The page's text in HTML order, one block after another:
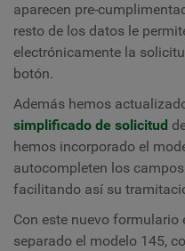
aparecen pre-
resto de los datos le
electrónicamente la
botón.
Además hemos
simplificado de solicitud
hemos incorporado el
autocompleten los
facilitando así su
Con este nuevo formulario
separado el modelo 145,